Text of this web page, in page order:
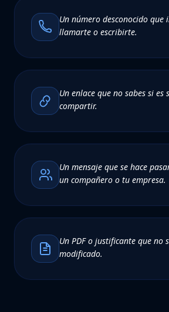
Un número desconocido que
llamarte o escribirte.
Un enlace que no sabes si
compartir.
Un mensaje que se hace
un compañero o tu empresa.
Un PDF o justificante que no
modificado.